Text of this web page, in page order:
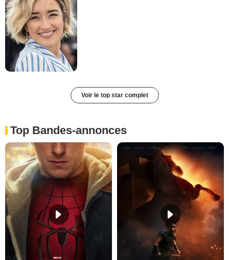
Voir le top star complet
Top Bandes-annonces